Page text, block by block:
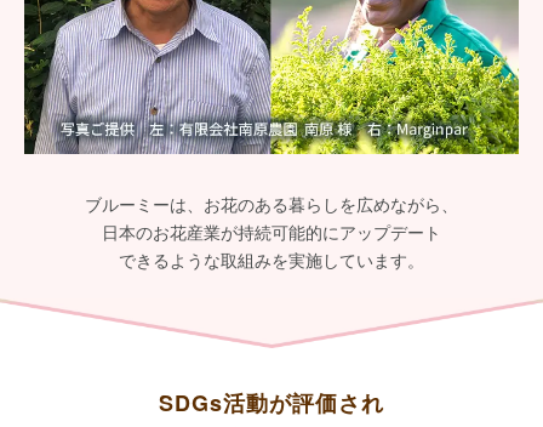
ブルーミーは、お花のある暮らしを広めながら、
日本のお花産業が持続可能的にアップデート
できるような取組みを実施しています。
SDGs活動が評価され